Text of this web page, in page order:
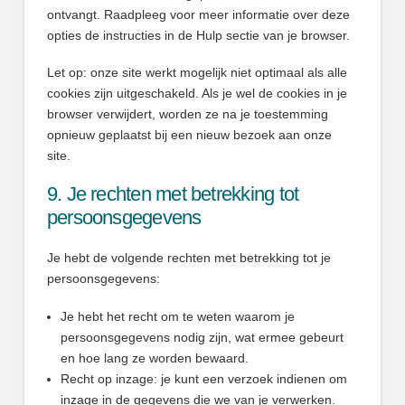
ontvangt. Raadpleeg voor meer informatie over deze
opties de instructies in de Hulp sectie van je browser.
Let op: onze site werkt mogelijk niet optimaal als alle
cookies zijn uitgeschakeld. Als je wel de cookies in je
browser verwijdert, worden ze na je toestemming
opnieuw geplaatst bij een nieuw bezoek aan onze
site.
9. Je rechten met betrekking tot
persoonsgegevens
Je hebt de volgende rechten met betrekking tot je
persoonsgegevens:
Je hebt het recht om te weten waarom je
persoonsgegevens nodig zijn, wat ermee gebeurt
en hoe lang ze worden bewaard.
Recht op inzage: je kunt een verzoek indienen om
inzage in de gegevens die we van je verwerken.